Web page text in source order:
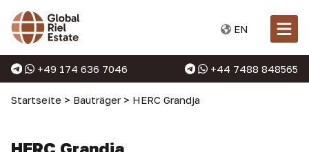
EN
+49 174 636 7046 +44 7488 848565
Startseite > Bauträger > HERC Grandja